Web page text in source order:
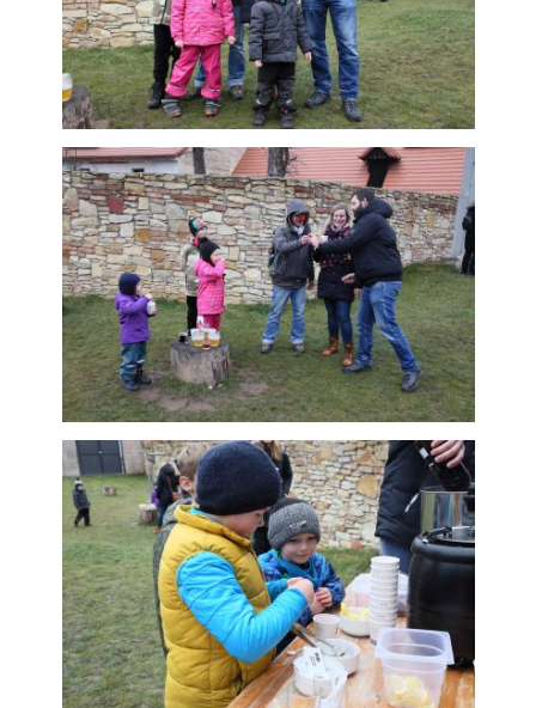
můžeme vytvářet
profily založené na
Vašich zájmech, tak
zvané
pseudonymizované
profily. Na základě
není zpravidla
možná
bezprostřední
identifikace Vaší
osoby, protože
jsou používány
pouze
pseudonymizované
údaje. Pokud
nevyjádříte
souhlas, nebudete
příjemcem obsahů
a reklam
přizpůsobených
Vašim zájmům.